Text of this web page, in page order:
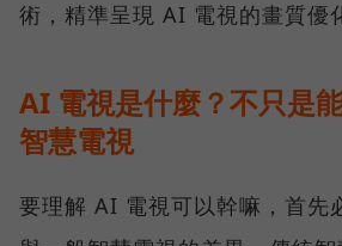
術，精準呈現 AI 電視的畫質優
AI 電視是什麼？不只是
智慧電視
要理解 AI 電視可以幹嘛，首先